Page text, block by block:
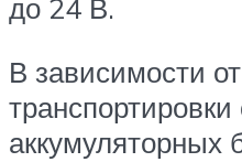
до 24 В.
В зависимости
аккумуляторных